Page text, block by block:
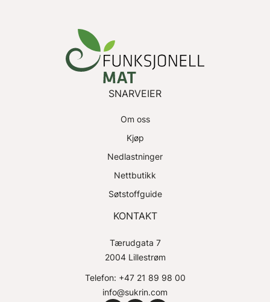
SNARVEIER
Om oss
Kjøp
Nedlastninger
Nettbutikk
Søtstoffguide
KONTAKT
Tærudgata 7
2004 Lillestrøm
Telefon: +47 21 89 98 00
info@sukrin.com